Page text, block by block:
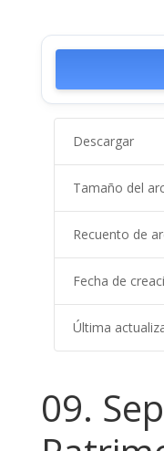
Descargar
Tamaño del
Recuento de
Fecha de
Última
09.